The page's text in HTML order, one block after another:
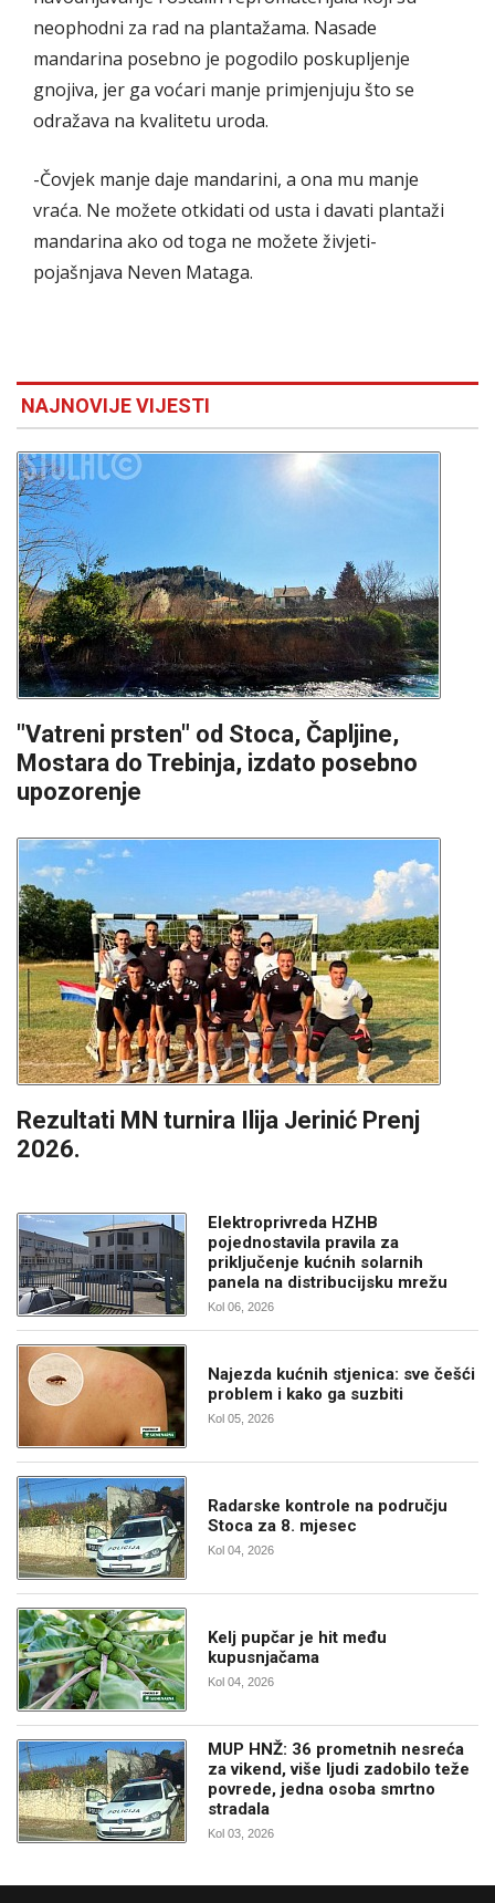
neophodni za rad na plantažama. Nasade
mandarina posebno je pogodilo poskupljenje
gnojiva, jer ga voćari manje primjenjuju što se
odražava na kvalitetu uroda.
-Čovjek manje daje mandarini, a ona mu manje
vraća. Ne možete otkidati od usta i davati plantaži
mandarina ako od toga ne možete živjeti-
pojašnjava Neven Mataga.
NAJNOVIJE VIJESTI
"Vatreni prsten" od Stoca, Čapljine,
Mostara do Trebinja, izdato posebno
upozorenje
Rezultati MN turnira Ilija Jerinić Prenj
2026.
Elektroprivreda HZHB
pojednostavila pravila za
priključenje kućnih solarnih
panela na distribucijsku mrežu
Kol 06, 2026
Najezda kućnih stjenica: sve češći
problem i kako ga suzbiti
Kol 05, 2026
Radarske kontrole na području
Stoca za 8. mjesec
Kol 04, 2026
Kelj pupčar je hit među
kupusnjačama
Kol 04, 2026
MUP HNŽ: 36 prometnih nesreća
za vikend, više ljudi zadobilo teže
povrede, jedna osoba smrtno
stradala
Kol 03, 2026